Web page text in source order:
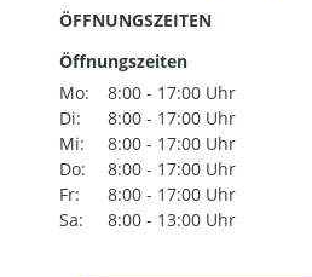
ÖFFNUNGSZEITEN
Öffnungszeiten
Mo:
8:00 - 17:00 Uhr
Di:
8:00 - 17:00 Uhr
Mi:
8:00 - 17:00 Uhr
Do:
8:00 - 17:00 Uhr
Fr:
8:00 - 17:00 Uhr
Sa:
8:00 - 13:00 Uhr